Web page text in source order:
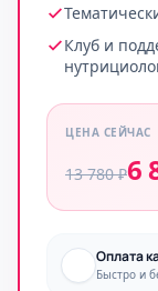
Клуб и
ЦЕНА СЕЙЧАС
13 780 ₽6
Оплата
Быстро и